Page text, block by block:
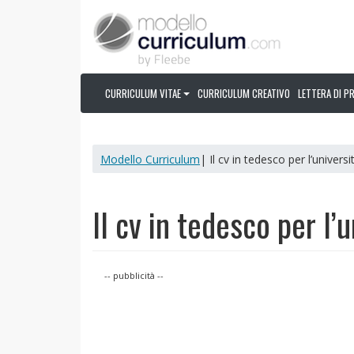
CURRICULUM VITAE CURRICULUM CREATIVO LETTERA DI
Modello Curriculum | Il cv in tedesco per
Il cv in tedesco per
-- pubblicità --